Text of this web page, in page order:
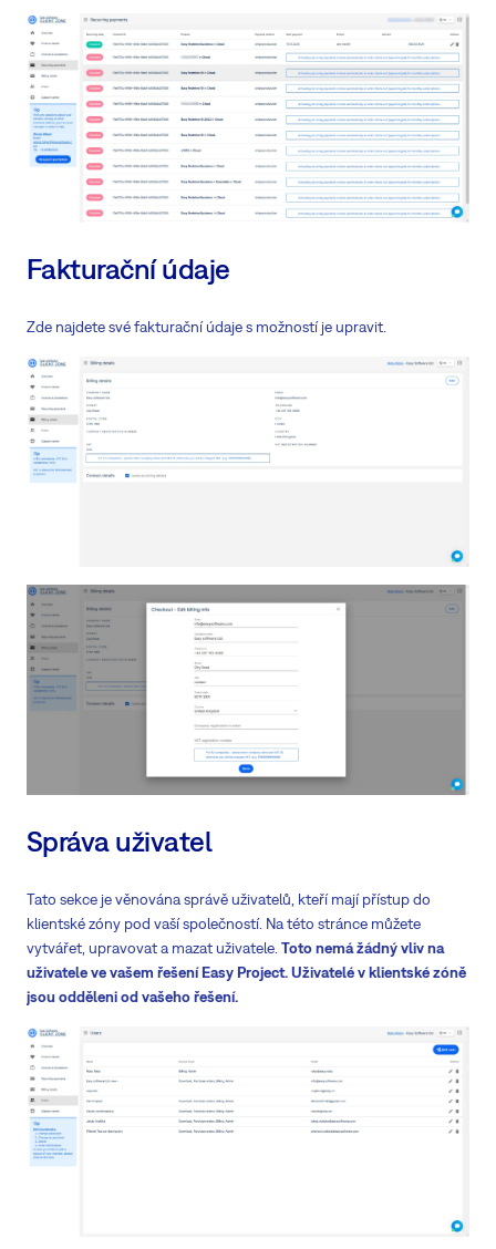
Fakturační údaje
Zde najdete své fakturační údaje s možností je upravit.
Správa uživatel
Tato sekce je věnována správě uživatelů, kteří mají přístup do
klientské zóny pod vaší společností. Na této stránce můžete
vytvářet, upravovat a mazat uživatele. Toto nemá žádný vliv na
uživatele ve vašem řešení Easy Project. Uživatelé v klientské zóně
jsou odděleni od vašeho řešení.